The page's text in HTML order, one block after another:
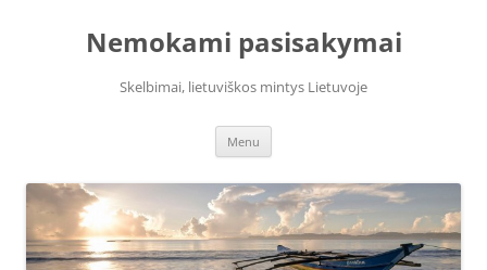
Nemokami pasisakymai
Skelbimai, lietuviškos mintys Lietuvoje
Menu